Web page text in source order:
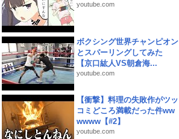
youtube.com
ボクシング世界チャンピオン
とスパーリングしてみた
【京口紘人VS朝倉海...
youtube.com
【衝撃】料理の失敗作がツッ
コミどころ満載だった件ww
wwww【#2】
youtube.com